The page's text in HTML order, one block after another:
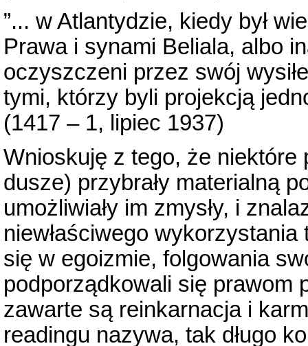
”... w Atlantydzie, kiedy był
Prawa i synami Beliala, albo
oczyszczeni przez swój
tymi, którzy byli projekcją
(1417 – 1, lipiec 1937)
Wnioskuję z tego, że
dusze) przybrały materialną
umożliwiały im zmysły, i
niewłaściwego
się w egoizmie, folgowania
podporządkowali się prawom
zawarte są reinkarnacja i
readingu nazywa, tak długo